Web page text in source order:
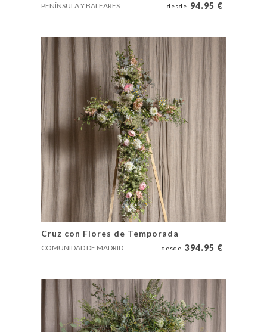
PENÍNSULA Y BALEARES desde 94.95 €
Cruz con Flores de Temporada
COMUNIDAD DE MADRID desde 394.95 €